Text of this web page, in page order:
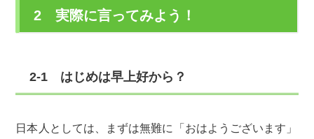
2 実際に言ってみよう！
2-1 はじめは早上好から？
日本人としては、まずは無難に「おはようございます」